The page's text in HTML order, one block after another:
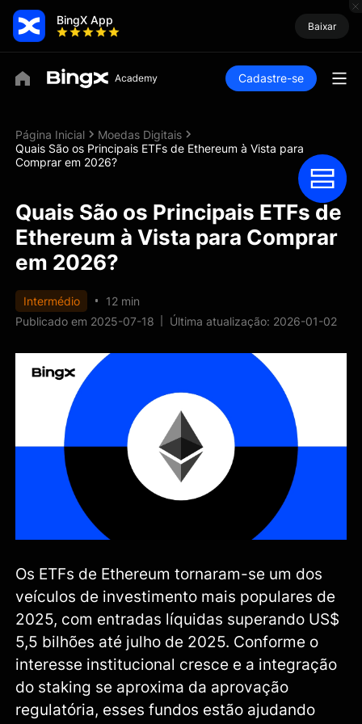
BingX App Baixar
Cadastre-se
Página Inicial
Moedas Digitais
Quais São os Principais ETFs de Ethereum à Vista para
Comprar em 2026?
Quais São os Principais ETFs de
Ethereum à Vista para Comprar
em 2026?
Intermédio
12 min
Publicado em 2025-07-18
Última atualização: 2026-01-02
Os ETFs de Ethereum tornaram-se um dos
veículos de investimento mais populares de
2025, com entradas líquidas superando US$
5,5 bilhões até julho de 2025. Conforme o
interesse institucional cresce e a integração
do staking se aproxima da aprovação
regulatória, esses fundos estão ajudando